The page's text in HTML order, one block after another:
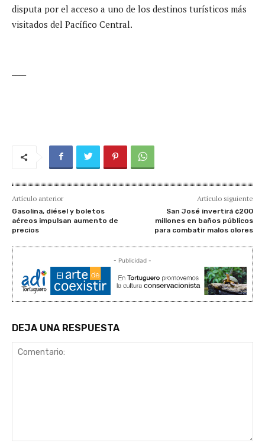
disputa por el acceso a uno de los destinos turísticos más
visitados del Pacífico Central.
Artículo anterior
Gasolina, diésel y boletos
aéreos impulsan aumento de
precios
Artículo siguiente
San José invertirá ¢200
millones en baños públicos
para combatir malos olores
- Publicidad -
DEJA UNA RESPUESTA